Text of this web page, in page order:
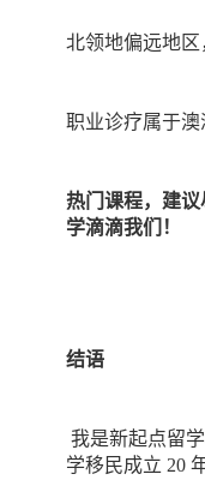
北领地偏远地
职业诊疗属于
热门课程，建
学滴滴我们！
结语
我是新起点留
学移民成立 20